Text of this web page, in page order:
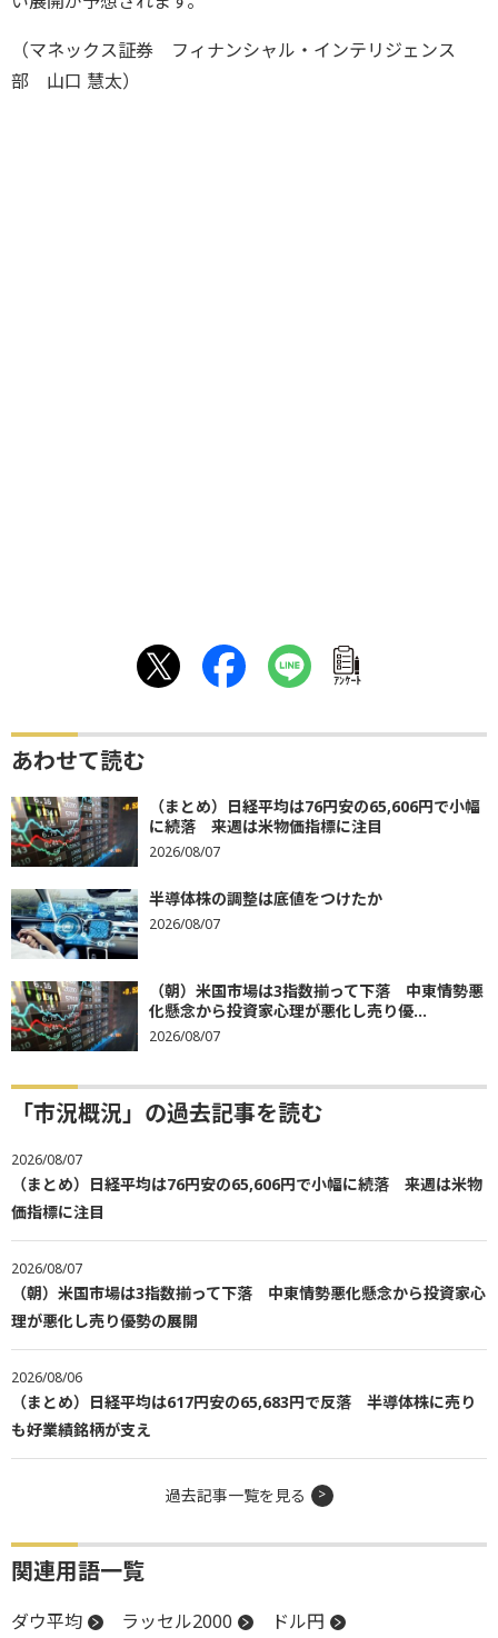
（マネックス証券 フィナンシャル・インテリジェンス
部 山口 慧太）
ｱﾝｹｰﾄ
あわせて読む
（まとめ）日経平均は76円安の65,606円で小幅
に続落 来週は米物価指標に注目
2026/08/07
半導体株の調整は底値をつけたか
2026/08/07
（朝）米国市場は3指数揃って下落 中東情勢悪
化懸念から投資家心理が悪化し売り優...
2026/08/07
「市況概況」の過去記事を読む
2026/08/07
（まとめ）日経平均は76円安の65,606円で小幅に続落 来週は米物
価指標に注目
2026/08/07
（朝）米国市場は3指数揃って下落 中東情勢悪化懸念から投資家心
理が悪化し売り優勢の展開
2026/08/06
（まとめ）日経平均は617円安の65,683円で反落 半導体株に売り
も好業績銘柄が支え
過去記事一覧を見る
関連用語一覧
ダウ平均 ラッセル2000
ドル円